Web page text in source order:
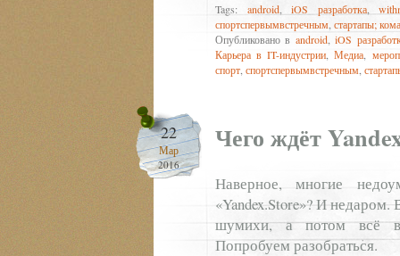
Tags: android,iOS разработка,
спортспервымвстречным стартапы;
Опубликовано в android,iOS
Карьера в IT-индустрии ,Медиа
спорт спортспервымвстречным
22
Мар
2016
Чего ждёт
Наверное, многие
«Yandex.Store»? И недаром.
шумихи, а потом всё
Попробуем разобраться.